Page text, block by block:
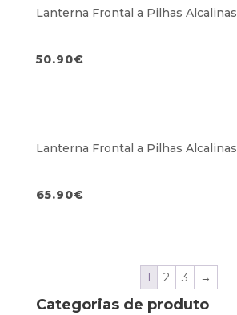
Lanterna Frontal a Pilhas Alcalinas
50.90€
Lanterna Frontal a Pilhas Alcalinas
65.90€
1 2 3 →
Categorias de produto